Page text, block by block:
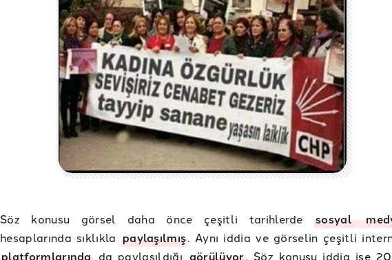
Söz konusu görsel daha önce çeşitli tarihlerdesosyal
hesaplarında sıklıkla paylaşılmış. Aynı iddia ve görselin çeşitli
platformlarındada paylaşıldığı görülüyor. Söz konusu iddia ise